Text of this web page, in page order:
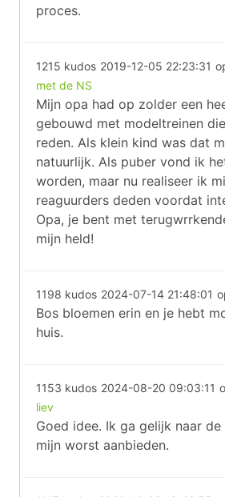
proces.
1215 kudos 2019-12-05 22:23:31
met de NS
Mijn opa had op zolder een
gebouwd met modeltreinen
reden. Als klein kind was dat
natuurlijk. Als puber vond ik
worden, maar nu realiseer ik
reaguurders deden voordat
Opa, je bent met
mijn held!
1198 kudos 2024-07-14 21:48:01
Bos bloemen erin en je hebt
huis.
1153 kudos 2024-08-20 09:03:11
liev
Goed idee. Ik ga gelijk naar
mijn worst aanbieden.